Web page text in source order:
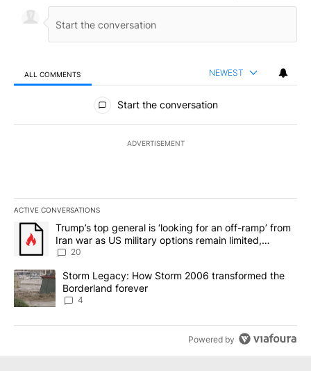
ALL COMMENTS NEWEST
All Comments
Start the conversation
ADVERTISEMENT
ACTIVE CONVERSATIONS
The following is a list of the most commented articles in the last
A trending article titled "Trump’s top general is ‘looking for an
Trump’s top general is ‘looking for an off-ramp’ from
Iran war as US military options remain limited,
sources say
20
A trending article titled "Storm Legacy: How Storm 2006
Storm Legacy: How Storm 2006 transformed the
Borderland forever
4
Powered by